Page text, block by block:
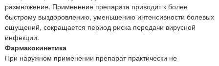
размножение. Применение препарата приводит к более
быстрому выздоровлению, уменьшению интенсивности болевых
ощущений, сокращается период риска передачи вирусной
инфекции.
Фармакокинетика
При наружном применении препарат практически не